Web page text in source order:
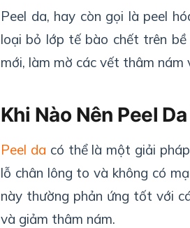
Peel da, hay còn gọi là peel
loại bỏ lớp tế bào chết trên
mới, làm mờ các vết thâm nám
Khi Nào Nên Peel
Peel dacó thể là một giải pháp
lỗ chân lông to và không có
này thường phản ứng tốt với
và giảm thâm nám.